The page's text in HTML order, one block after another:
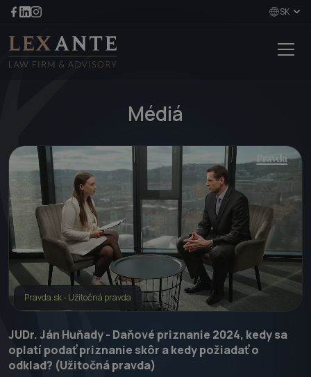
SK
Médiá
Pravda.sk - Užitočná pravda
JUDr. Ján Huňady - Daňové priznanie 2024, kedy sa
oplatí podať priznanie skôr a kedy požiadať o
odklad? (Užitočná pravda)